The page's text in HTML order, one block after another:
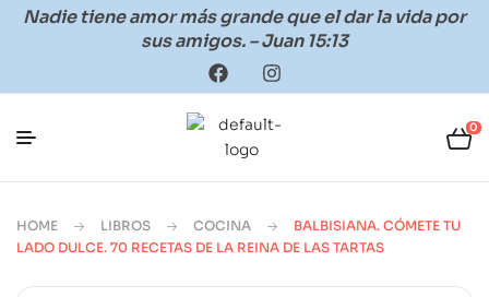
Nadie tiene amor más grande que el dar la vida por
sus amigos. – Juan 15:13
0
HOME LIBROS COCINA
BALBISIANA. CÓMETE TU
LADO DULCE. 70 RECETAS DE LA REINA DE LAS TARTAS